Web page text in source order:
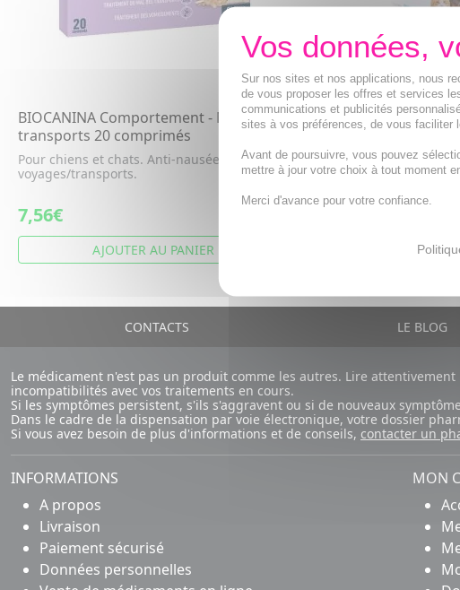
BIOCANINA Comportement - Mal des
transports 20 comprimés
Pour chiens et chats. Anti-nauséeux dus aux
voyages/transports.
7,56€
AJOUTER AU PANIER
CLEMENT THEKAN
transports Chien et
comprimés
Anxiété et nausées
9,91€
AJOUTER
CONTACTS LE BLOG
Le médicament n'est pas un produit comme les autres. Lire
incompatibilités avec vos traitements en cours.
Si les symptômes persistent, s'ils s'aggravent ou si de nouveaux
Dans le cadre de la dispensation par voie électronique, votre dossier
Si vous avez besoin de plus d'informations et de conseils, contacter un
INFORMATIONS
A propos
Livraison
Paiement sécurisé
Données personnelles
MON
Sur nos sites et nos applications, nous
de vous proposer les offres et services
communications et publicités
sites à vos préférences, de vous faciliter
Avant de poursuivre, vous pouvez
mettre à jour votre choix à tout moment
Merci d'avance pour votre confiance.